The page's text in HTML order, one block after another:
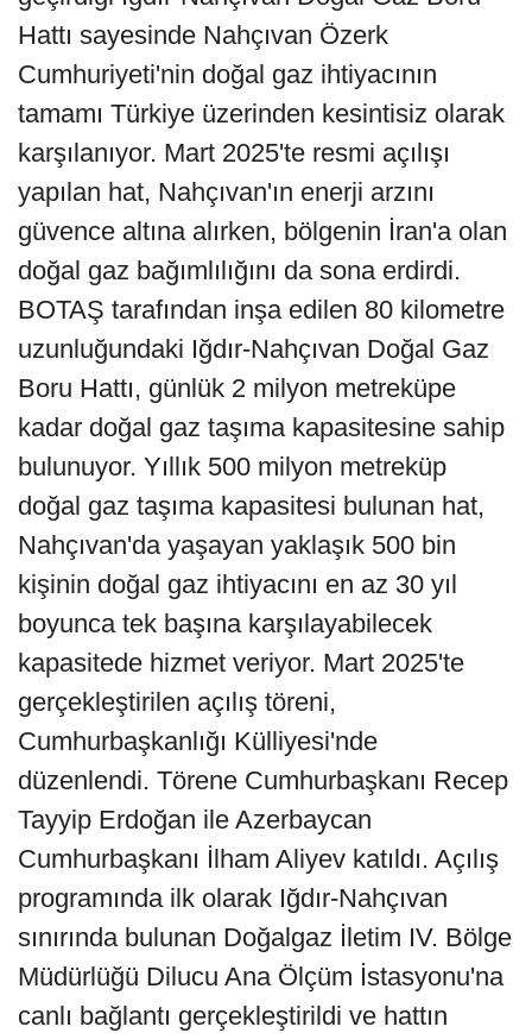
Hattı sayesinde Nahçıvan Özerk
Cumhuriyeti'nin doğal gaz ihtiyacının
tamamı Türkiye üzerinden kesintisiz olarak
karşılanıyor. Mart 2025'te resmi açılışı
yapılan hat, Nahçıvan'ın enerji arzını
güvence altına alırken, bölgenin İran'a olan
doğal gaz bağımlılığını da sona erdirdi.
BOTAŞ tarafından inşa edilen 80 kilometre
uzunluğundaki Iğdır-Nahçıvan Doğal Gaz
Boru Hattı, günlük 2 milyon metreküpe
kadar doğal gaz taşıma kapasitesine sahip
bulunuyor. Yıllık 500 milyon metreküp
doğal gaz taşıma kapasitesi bulunan hat,
Nahçıvan'da yaşayan yaklaşık 500 bin
kişinin doğal gaz ihtiyacını en az 30 yıl
boyunca tek başına karşılayabilecek
kapasitede hizmet veriyor. Mart 2025'te
gerçekleştirilen açılış töreni,
Cumhurbaşkanlığı Külliyesi'nde
düzenlendi. Törene Cumhurbaşkanı Recep
Tayyip Erdoğan ile Azerbaycan
Cumhurbaşkanı İlham Aliyev katıldı. Açılış
programında ilk olarak Iğdır-Nahçıvan
sınırında bulunan Doğalgaz İletim IV. Bölge
Müdürlüğü Dilucu Ana Ölçüm İstasyonu'na
canlı bağlantı gerçekleştirildi ve hattın